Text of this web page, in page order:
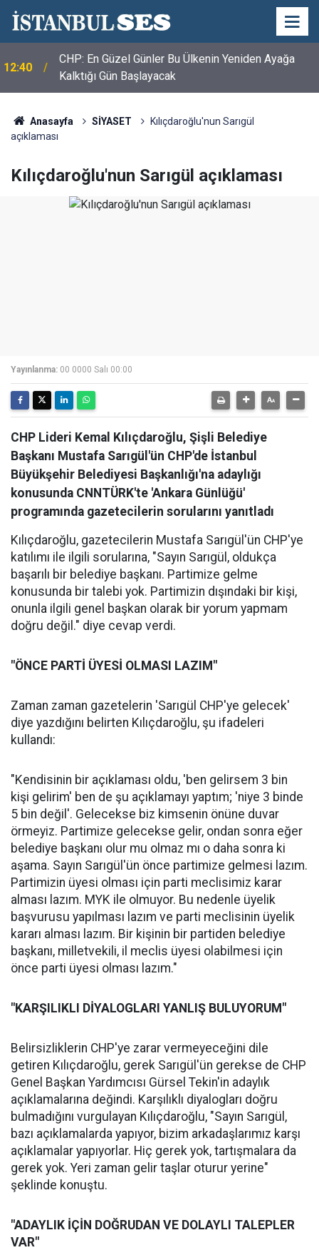
12:40
CHP: En Güzel Günler Bu Ülkenin Yeniden Ayağa
Kalktığı Gün Başlayacak
Anasayfa SİYASET
Kılıçdaroğlu'nun Sarıgül
açıklaması
Kılıçdaroğlu'nun Sarıgül açıklaması
Yayınlanma: 00 0000 Salı 00:00
CHP Lideri Kemal Kılıçdaroğlu, Şişli Belediye
Başkanı Mustafa Sarıgül'ün CHP'de İstanbul
Büyükşehir Belediyesi Başkanlığı'na adaylığı
konusunda CNNTÜRK'te 'Ankara Günlüğü'
programında gazetecilerin sorularını yanıtladı
Kılıçdaroğlu, gazetecilerin Mustafa Sarıgül'ün CHP'ye
katılımı ile ilgili sorularına, "Sayın Sarıgül, oldukça
başarılı bir belediye başkanı. Partimize gelme
konusunda bir talebi yok. Partimizin dışındaki bir kişi,
onunla ilgili genel başkan olarak bir yorum yapmam
doğru değil." diye cevap verdi.
"ÖNCE PARTİ ÜYESİ OLMASI LAZIM"
Zaman zaman gazetelerin 'Sarıgül CHP'ye gelecek'
diye yazdığını belirten Kılıçdaroğlu, şu ifadeleri
kullandı:
"Kendisinin bir açıklaması oldu, 'ben gelirsem 3 bin
kişi gelirim' ben de şu açıklamayı yaptım; 'niye 3 binde
5 bin değil'. Gelecekse biz kimsenin önüne duvar
örmeyiz. Partimize gelecekse gelir, ondan sonra eğer
belediye başkanı olur mu olmaz mı o daha sonra ki
aşama. Sayın Sarıgül'ün önce partimize gelmesi lazım.
Partimizin üyesi olması için parti meclisimiz karar
alması lazım. MYK ile olmuyor. Bu nedenle üyelik
başvurusu yapılması lazım ve parti meclisinin üyelik
kararı alması lazım. Bir kişinin bir partiden belediye
başkanı, milletvekili, il meclis üyesi olabilmesi için
önce parti üyesi olması lazım."
"KARŞILIKLI DİYALOGLARI YANLIŞ BULUYORUM"
Belirsizliklerin CHP'ye zarar vermeyeceğini dile
getiren Kılıçdaroğlu, gerek Sarıgül'ün gerekse de CHP
Genel Başkan Yardımcısı Gürsel Tekin'in adaylık
açıklamalarına değindi. Karşılıklı diyalogları doğru
bulmadığını vurgulayan Kılıçdaroğlu, "Sayın Sarıgül,
bazı açıklamalarda yapıyor, bizim arkadaşlarımız karşı
açıklamalar yapıyorlar. Hiç gerek yok, tartışmalara da
gerek yok. Yeri zaman gelir taşlar oturur yerine"
şeklinde konuştu.
"ADAYLIK İÇİN DOĞRUDAN VE DOLAYLI TALEPLER
VAR"